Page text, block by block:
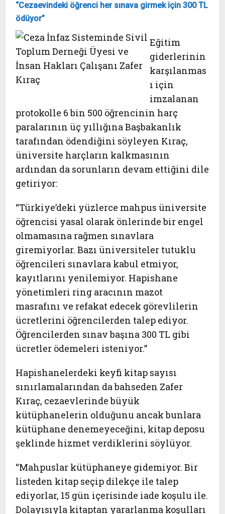
“Cezaevindeki öğrenci her sınava girmek için 300 TL
ödüyor”
Eğitim
giderlerinin
karşılanmas
ı için
imzalanan
protokolle 6 bin 500 öğrencinin harç
paralarının üç yıllığına Başbakanlık
tarafından ödendiğini söyleyen Kıraç,
üniversite harçların kalkmasının
ardından da sorunların devam ettiğini dile
getiriyor:
“Türkiye’deki yüzlerce mahpus üniversite
öğrencisi yasal olarak önlerinde bir engel
olmamasına rağmen sınavlara
giremiyorlar. Bazı üniversiteler tutuklu
öğrencileri sınavlara kabul etmiyor,
kayıtlarını yenilemiyor. Hapishane
yönetimleri ring aracının mazot
masrafını ve refakat edecek görevlilerin
ücretlerini öğrencilerden talep ediyor.
Öğrencilerden sınav başına 300 TL gibi
ücretler ödemeleri isteniyor.”
Hapishanelerdeki keyfi kitap sayısı
sınırlamalarından da bahseden Zafer
Kıraç, cezaevlerinde büyük
kütüphanelerin olduğunu ancak bunlara
kütüphane denemeyeceğini, kitap deposu
şeklinde hizmet verdiklerini söylüyor.
“Mahpuslar kütüphaneye gidemiyor. Bir
listeden kitap seçip dilekçe ile talep
ediyorlar, 15 gün içerisinde iade koşulu ile.
Dolayısıyla kitaptan yararlanma koşulları